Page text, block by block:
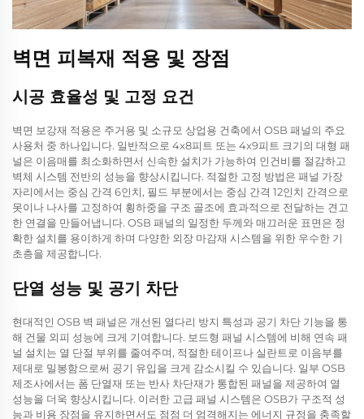
벽면 피복재 적용 및 장점
시공 효율성 및 고정 요건
벽면 보강재 적용은 주거용 및 소규모 상업용 건축에서 OSB 패널의 주요
사용처 중 하나입니다. 일반적으로 4x8피트 또는 4x9피트 크기의 대형 패
널은 이음매를 최소화하면서 신속한 설치가 가능하여 인건비를 절감하고
벽체 시스템 전반의 성능을 향상시킵니다. 적절한 고정 방법은 패널 가장
자리에서는 중심 간격 6인치, 필드 부분에서는 중심 간격 12인치 간격으로
못이나 나사를 고정하여 횡하중을 구조 골조에 효과적으로 전달하는 견고
한 연결을 만들어냅니다. OSB 패널의 일정한 두께와 매끄러운 표면은 정
확한 설치를 용이하게 하며 다양한 외장 마감재 시스템을 위한 우수한 기
초층을 제공합니다.
단열 성능 및 공기 차단
현대적인 OSB 벽 패널은 개선된 열다리 방지 특성과 공기 차단 기능을 통
해 건물 외피 성능에 크게 기여합니다. 보드형 패널 시스템에 비해 연속 패
널 설치는 열 단절 부위를 줄여주며, 적절한 테이프나 실란트로 이음부를
제대로 밀봉함으로써 공기 유입을 크게 감소시킬 수 있습니다. 일부 OSB
제조사에서는 폼 단열재 또는 반사 차단재가 통합된 패널을 제공하여 열
성능을 더욱 향상시킵니다. 이러한 고급 패널 시스템은 OSB가 구조적 성
능과 비용 장점을 유지하면서도 점점 더 엄격해지는 에너지 규정을 충족할